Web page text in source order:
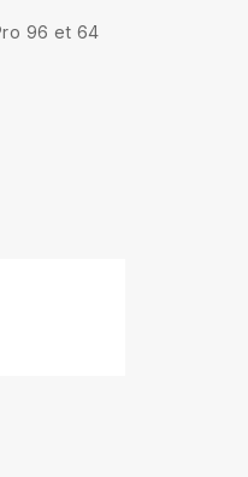
96 et 64